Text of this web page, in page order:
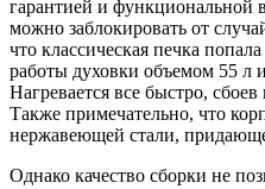
гарантией и функциональной
можно заблокировать от
что классическая печка
работы духовки объемом 55 л
Нагревается все быстро,
Также примечательно, что
нержавеющей стали,
Однако качество сборки не